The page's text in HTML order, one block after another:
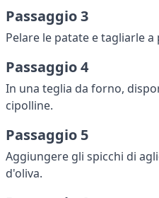
Passaggio 3
Pelare le patate e tagliarle a
Passaggio 4
In una teglia da forno,
cipolline.
Passaggio 5
Aggiungere gli spicchi di
d'oliva.